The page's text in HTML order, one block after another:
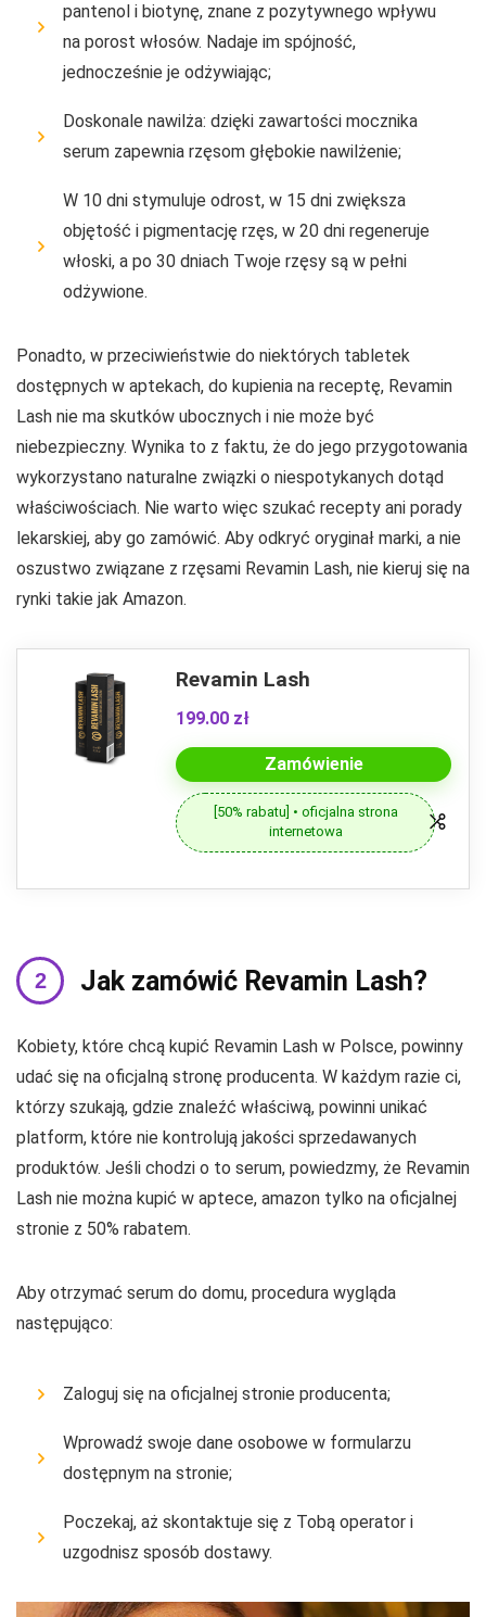
pantenol i biotynę, znane z pozytywnego wpływu
na porost włosów. Nadaje im spójność,
jednocześnie je odżywiając;
Doskonale nawilża: dzięki zawartości mocznika
serum zapewnia rzęsom głębokie nawilżenie;
W 10 dni stymuluje odrost, w 15 dni zwiększa
objętość i pigmentację rzęs, w 20 dni regeneruje
włoski, a po 30 dniach Twoje rzęsy są w pełni
odżywione.
Ponadto, w przeciwieństwie do niektórych tabletek
dostępnych w aptekach, do kupienia na receptę, Revamin
Lash nie ma skutków ubocznych i nie może być
niebezpieczny. Wynika to z faktu, że do jego przygotowania
wykorzystano naturalne związki o niespotykanych dotąd
właściwościach. Nie warto więc szukać recepty ani porady
lekarskiej, aby go zamówić. Aby odkryć oryginał marki, a nie
oszustwo związane z rzęsami Revamin Lash, nie kieruj się na
rynki takie jak Amazon.
Revamin Lash
199.00 zł
Zamówienie
[50% rabatu] • oficjalna strona
internetowa
Jak zamówić Revamin Lash?
Kobiety, które chcą kupić Revamin Lash w Polsce, powinny
udać się na oficjalną stronę producenta. W każdym razie ci,
którzy szukają, gdzie znaleźć właściwą, powinni unikać
platform, które nie kontrolują jakości sprzedawanych
produktów. Jeśli chodzi o to serum, powiedzmy, że Revamin
Lash nie można kupić w aptece, amazon tylko na oficjalnej
stronie z 50% rabatem.
Aby otrzymać serum do domu, procedura wygląda
następująco:
Zaloguj się na oficjalnej stronie producenta;
Wprowadź swoje dane osobowe w formularzu
dostępnym na stronie;
Poczekaj, aż skontaktuje się z Tobą operator i
uzgodnisz sposób dostawy.